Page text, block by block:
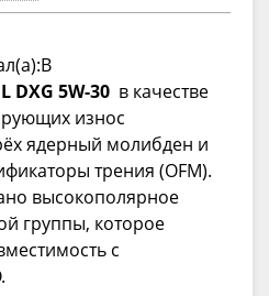
DXG 5W-30 в качестве
износ
ядерный молибден и
трения (OFM).
высокополярное
группы, которое
с